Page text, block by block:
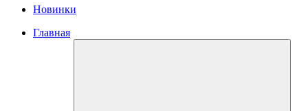
Новинки
Главная